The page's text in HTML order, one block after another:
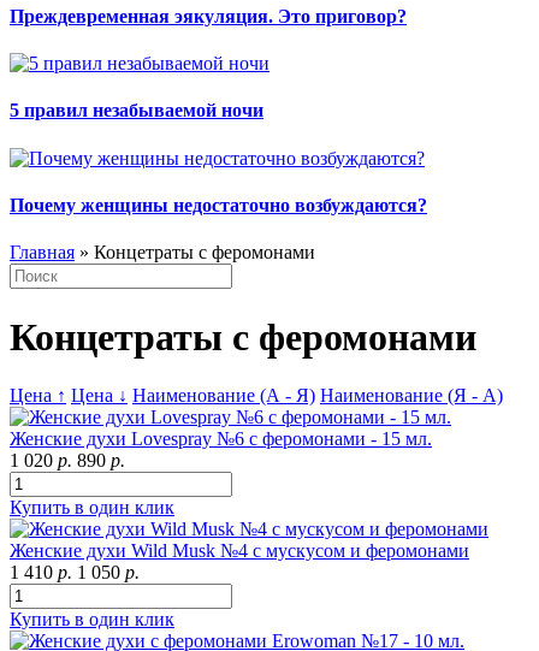
Преждевременная эякуляция. Это приговор?
5 правил незабываемой ночи
Почему женщины недостаточно возбуждаются?
Главная » Концетраты с феромонами
Концетраты с феромонами
Цена ↑ Цена ↓ Наименование (А - Я) Наименование (Я - А)
Женские духи Lovespray №6 с феромонами - 15 мл.
1 020 р. 890 р.
Купить в один клик
Женские духи Wild Musk №4 с мускусом и феромонами
1 410 р. 1 050 р.
Купить в один клик